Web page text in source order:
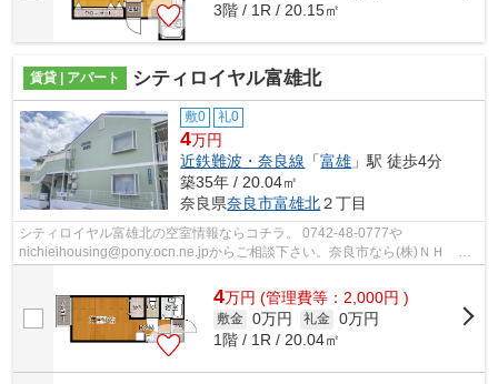
3階 / 1R / 20.15㎡
賃貸 | アパート シティロイヤル富雄北
敷0 礼0
4万円
近鉄難波・奈良線 「富雄 」駅 徒歩4分
築35年 / 20.04㎡
奈良県奈良市富雄北２丁目
シティロイヤル富雄北の空室情報ならコチラ。 0742-48-0777や
nichieihousing@pony.ocn.ne.jpからご相談下さい。奈良市なら(株)ＮＨ 日
栄ハウジングにお任せ。
4万円 (管理費等：2,000円 )
敷金 0万円 礼金 0万円
1階 / 1R / 20.04㎡